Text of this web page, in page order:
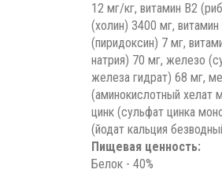
12 мг/кг, витамин В2
(холин) 3400 мг,
(пиридоксин) 7 мг,
натрия) 70 мг, железо
железа гидрат) 68 мг,
(аминокислотный хелат
цинк (сульфат цинка
(йодат кальция
Пищевая ценность:
Белок - 40%